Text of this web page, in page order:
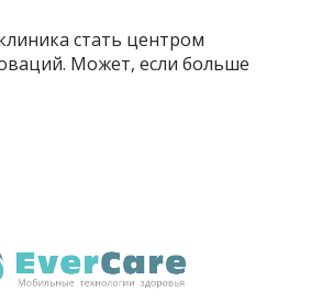
стать центром
Может, если больше